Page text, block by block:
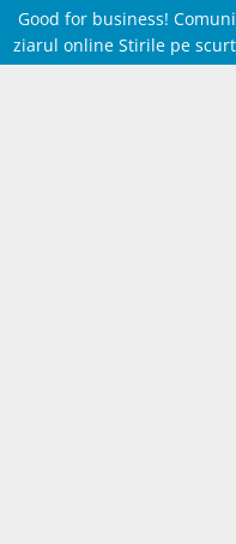
Good for business!
ziarul online Stirile pe